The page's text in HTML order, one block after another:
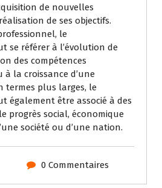
de nouvelles
de ses objectifs.
le
se référer à l’évolution de
des compétences
la croissance d’une
termes plus larges, le
également être associé à des
progrès social, économique
société ou d’une nation.
0 Commentaires